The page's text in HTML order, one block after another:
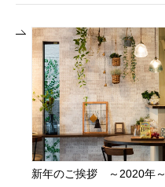
新年のご挨拶 ～2020年～